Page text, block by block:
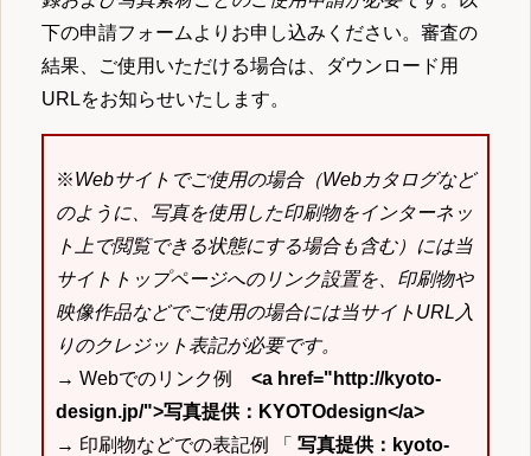
下の申請フォームよりお申し込みください。審査の
結果、ご使用いただける場合は、ダウンロード用
URLをお知らせいたします。
※Webサイトでご使用の場合（Webカタログなど
のように、写真を使用した印刷物をインターネッ
ト上で閲覧できる状態にする場合も含む）には当
サイトトップページへのリンク設置を、印刷物や
映像作品などでご使用の場合には当サイトURL入
りのクレジット表記が必要です。
→ Webでのリンク例 <a href="http://kyoto-
design.jp/">写真提供：KYOTOdesign</a>
→ 印刷物などでの表記例 「 写真提供：kyoto-